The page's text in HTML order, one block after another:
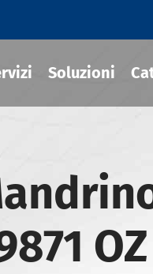
Soluzioni
OZ